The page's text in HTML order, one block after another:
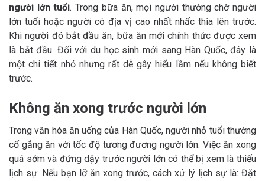
người lớn tuổi. Trong bữa ăn, mọi người thường chờ người
lớn tuổi hoặc người có địa vị cao nhất nhấc thìa lên trước.
Khi người đó bắt đầu ăn, bữa ăn mới chính thức được xem
là bắt đầu. Đối với du học sinh mới sang Hàn Quốc, đây là
một chi tiết nhỏ nhưng rất dễ gây hiểu lầm nếu không biết
trước.
Không ăn xong trước người lớn
Trong văn hóa ăn uống của Hàn Quốc, người nhỏ tuổi thường
cố gắng ăn với tốc độ tương đương người lớn. Việc ăn xong
quá sớm và đứng dậy trước người lớn có thể bị xem là thiếu
lịch sự. Nếu bạn lỡ ăn xong trước, cách xử lý lịch sự là: Đặt